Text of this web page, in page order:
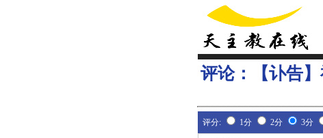
评论： 【讣告
评分: 1分 2分 3分